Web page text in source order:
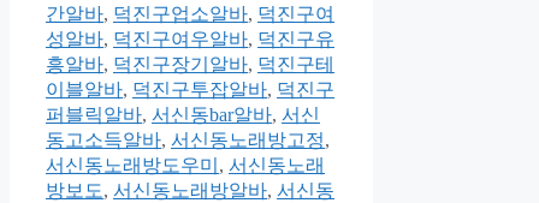
간알바, 덕진구업소알바, 덕진구여
성알바, 덕진구여우알바, 덕진구유
흥알바, 덕진구장기알바, 덕진구테
이블알바, 덕진구투잡알바, 덕진구
퍼블릭알바, 서신동bar알바, 서신
동고소득알바, 서신동노래방고정,
서신동노래방도우미 , 서신동노래
방보도, 서신동노래방알바, 서신동